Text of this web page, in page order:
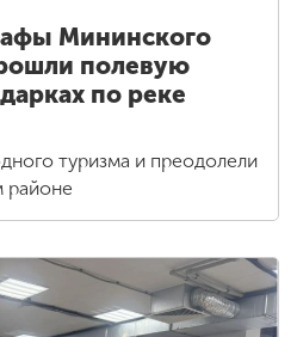
Мининского
полевую
по реке
туризма и преодолели
районе